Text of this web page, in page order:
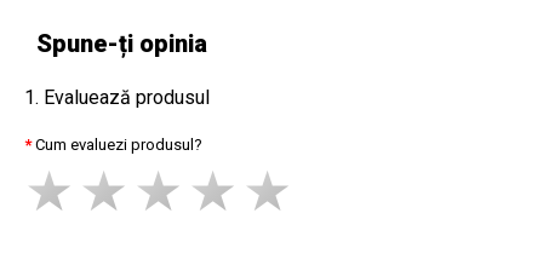
Spune-ți opinia
1. Evaluează produsul
Cum evaluezi produsul?